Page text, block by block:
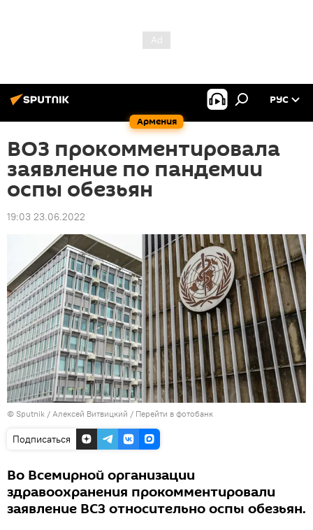
Армения
РУС
ВОЗ прокомментировала
заявление по пандемии
оспы обезьян
19:03 23.06.2022
© Sputnik / Алексей Витвицкий / Перейти в фотобанк
Подписаться
Во Всемирной организации
здравоохранения прокомментировали
заявление ВСЗ относительно оспы обезьян.